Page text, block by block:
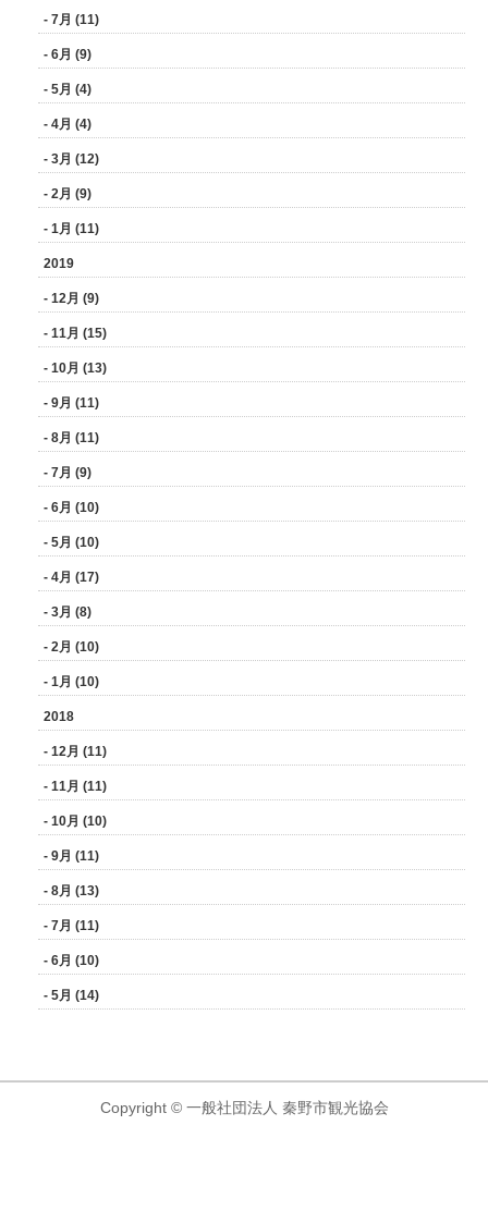
- 7月 (11)
- 6月 (9)
- 5月 (4)
- 4月 (4)
- 3月 (12)
- 2月 (9)
- 1月 (11)
2019
- 12月 (9)
- 11月 (15)
- 10月 (13)
- 9月 (11)
- 8月 (11)
- 7月 (9)
- 6月 (10)
- 5月 (10)
- 4月 (17)
- 3月 (8)
- 2月 (10)
- 1月 (10)
2018
- 12月 (11)
- 11月 (11)
- 10月 (10)
- 9月 (11)
- 8月 (13)
- 7月 (11)
- 6月 (10)
- 5月 (14)
Copyright © 一般社団法人 秦野市観光協会